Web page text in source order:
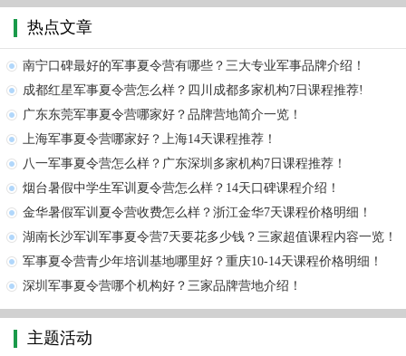
热点文章
南宁口碑最好的军事夏令营有哪些？三大专业军事品牌介绍！
成都红星军事夏令营怎么样？四川成都多家机构7日课程推荐!
广东东莞军事夏令营哪家好？品牌营地简介一览！
上海军事夏令营哪家好？上海14天课程推荐！
八一军事夏令营怎么样？广东深圳多家机构7日课程推荐！
烟台暑假中学生军训夏令营怎么样？14天口碑课程介绍！
金华暑假军训夏令营收费怎么样？浙江金华7天课程价格明细！
湖南长沙军训军事夏令营7天要花多少钱？三家超值课程内容一览！
军事夏令营青少年培训基地哪里好？重庆10-14天课程价格明细！
深圳军事夏令营哪个机构好？三家品牌营地介绍！
主题活动